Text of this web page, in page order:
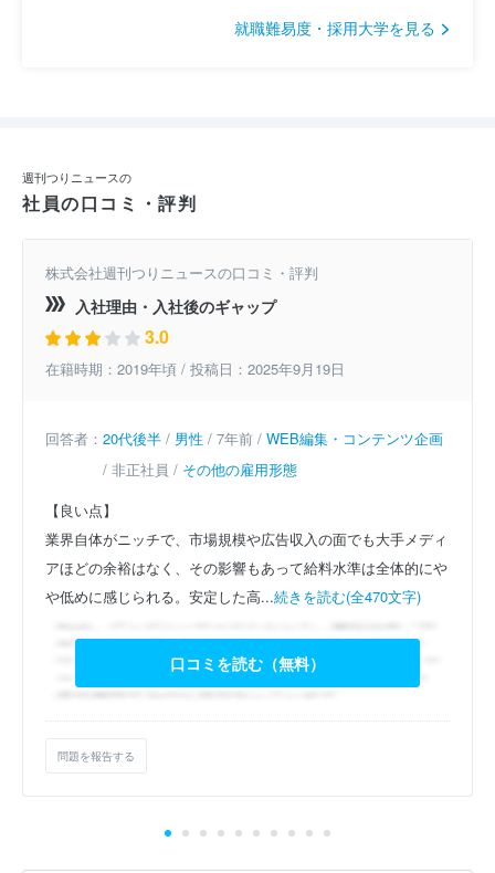
就職難易度・採用大学を見る
週刊つりニュースの
社員の口コミ・評判
株式会社週刊つりニュースの口コミ・評判
入社理由・入社後のギャップ
3.0
在籍時期：2019年頃 / 投稿日：2025年9月19日
回答者： 20代後半 / 男性 / 7年前 / WEB編集・コンテンツ企画
/ 非正社員 / その他の雇用形態
【良い点】
業界自体がニッチで、市場規模や広告収入の面でも大手メディ
アほどの余裕はなく、その影響もあって給料水準は全体的にや
や低めに感じられる。安定した高...続きを読む(全470文字)
口コミを読む（無料）
問題を報告する